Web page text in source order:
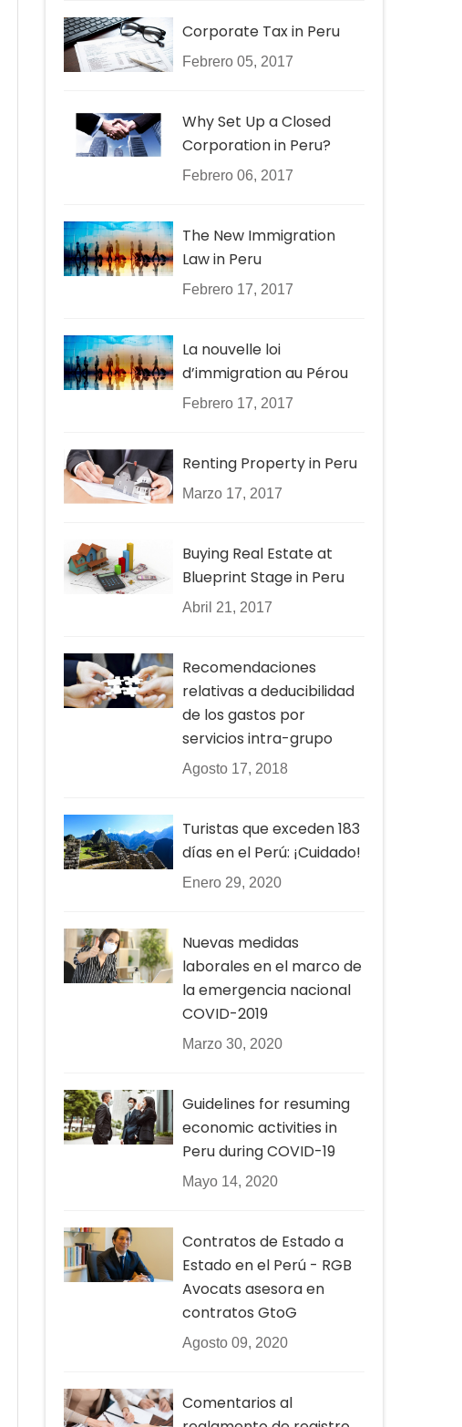
Corporate Tax in Peru
Febrero 05, 2017
Why Set Up a Closed
Corporation in Peru?
Febrero 06, 2017
The New Immigration
Law in Peru
Febrero 17, 2017
La nouvelle loi
d’immigration au Pérou
Febrero 17, 2017
Renting Property in Peru
Marzo 17, 2017
Buying Real Estate at
Blueprint Stage in Peru
Abril 21, 2017
Recomendaciones
relativas a deducibilidad
de los gastos por
servicios intra-grupo
Agosto 17, 2018
Turistas que exceden 183
días en el Perú: ¡Cuidado!
Enero 29, 2020
Nuevas medidas
laborales en el marco de
la emergencia nacional
COVID-2019
Marzo 30, 2020
Guidelines for resuming
economic activities in
Peru during COVID-19
Mayo 14, 2020
Contratos de Estado a
Estado en el Perú - RGB
Avocats asesora en
contratos GtoG
Agosto 09, 2020
Comentarios al